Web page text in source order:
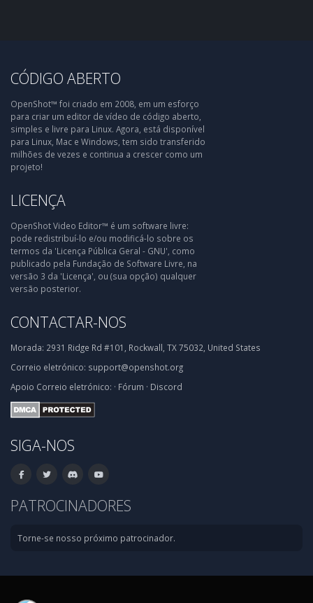
CÓDIGO ABERTO
OpenShot™ foi criado em 2008, em um esforço
para criar um editor de vídeo de código aberto,
simples e livre para Linux. Agora, está disponível
para Linux, Mac e Windows, tem sido transferido
milhões de vezes e continua a crescer como um
projeto!
LICENÇA
OpenShot Video Editor™ é um software livre:
pode redistribuí-lo e/ou modificá-lo sobre os
termos da 'Licença Pública Geral - GNU', como
publicado pela Fundação de Software Livre, na
versão 3 da 'Licença', ou (sua opção) qualquer
versão posterior.
CONTACTAR-NOS
Morada: 2931 Ridge Rd #101, Rockwall, TX 75032, United States
Correio eletrónico: support@openshot.org
Apoio Correio eletrónico: · Fórum · Discord
SIGA-NOS
PATROCINADORES
Torne-se nosso próximo patrocinador.